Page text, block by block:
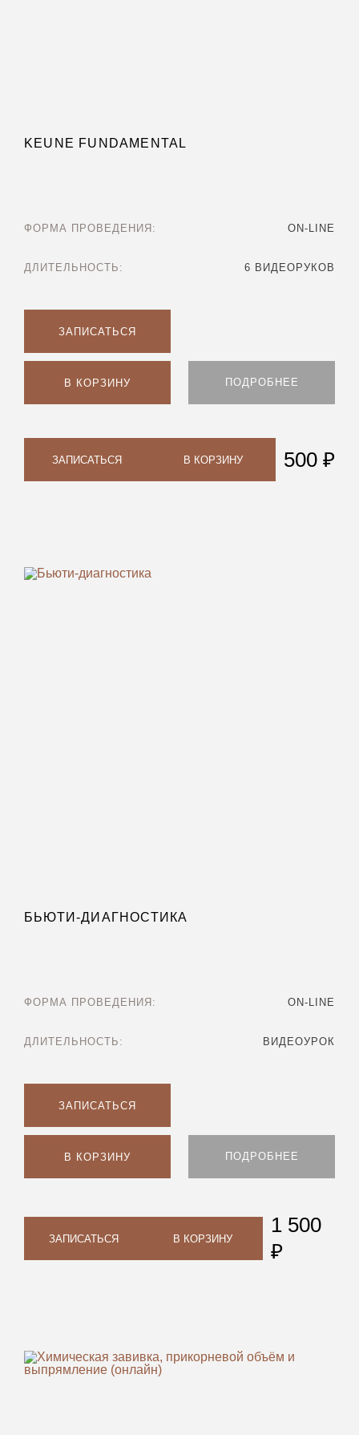
KEUNE FUNDAMENTAL
ФОРМА ПРОВЕДЕНИЯ: ON-LINE
ДЛИТЕЛЬНОСТЬ: 6 ВИДЕОРУКОВ
ЗАПИСАТЬСЯ
В КОРЗИНУ ПОДРОБНЕЕ
ЗАПИСАТЬСЯ В КОРЗИНУ 500 ₽
БЬЮТИ-ДИАГНОСТИКА
ФОРМА ПРОВЕДЕНИЯ: ON-LINE
ДЛИТЕЛЬНОСТЬ: ВИДЕОУРОК
ЗАПИСАТЬСЯ
В КОРЗИНУ ПОДРОБНЕЕ
ЗАПИСАТЬСЯ В КОРЗИНУ
1 500
₽